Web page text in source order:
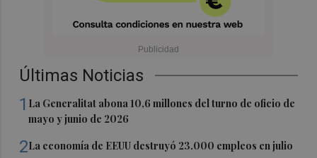
Últimas Noticias
1 La Generalitat abona 10,6 millones del turno de oficio de
mayo y junio de 2026
2La economía de EEUU destruyó 23.000 empleos en julio